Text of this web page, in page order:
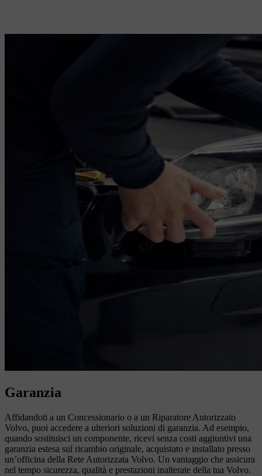
Garanzia
Affidandoti a un Concessionario o a un Riparatore Autorizzato
Volvo, puoi accedere a ulteriori soluzioni di garanzia. Ad esempio,
quando sostituisci un componente, ricevi senza costi aggiuntivi una
garanzia estesa sul ricambio originale, acquistato e installato presso
un’officina della Rete Autorizzata Volvo. Un vantaggio che assicura
nel tempo sicurezza, qualità e prestazioni inalterate della tua Volvo.